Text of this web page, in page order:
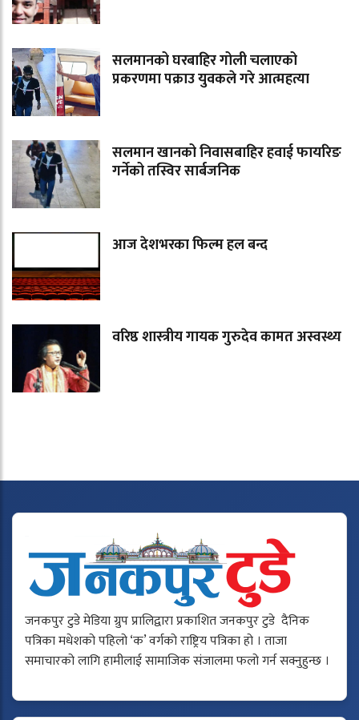
सलमानको घरबाहिर गोली चलाएको
प्रकरणमा पक्राउ युवकले गरे आत्महत्या
सलमान खानको निवासबाहिर हवाई फायरिङ
गर्नेको तस्विर सार्बजनिक
आज देशभरका फिल्म हल बन्द
वरिष्ठ शास्त्रीय गायक गुरुदेव कामत अस्वस्थ्य
जनकपुर टुडे मेडिया ग्रुप प्रालिद्वारा प्रकाशित जनकपुर टुडे दैनिक
पत्रिका मधेशको पहिलो ‘क’ वर्गको राष्ट्रिय पत्रिका हो । ताजा
समाचारको लागि हामीलाई सामाजिक संजालमा फलो गर्न सक्नुहुन्छ ।